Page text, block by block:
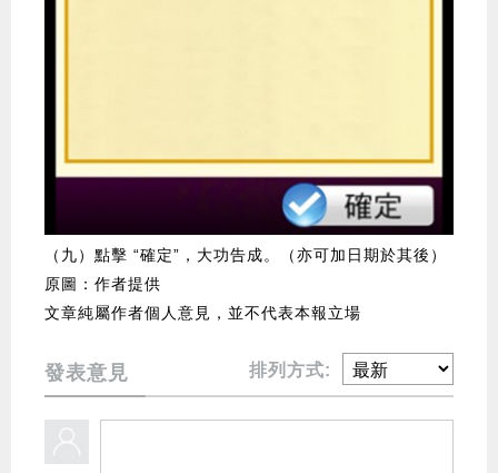
（九）點擊 “確定”，大功告成。（亦可加日期於其後）
原圖：作者提供
文章純屬作者個人意見，並不代表本報立場
發表意見 排列方式: